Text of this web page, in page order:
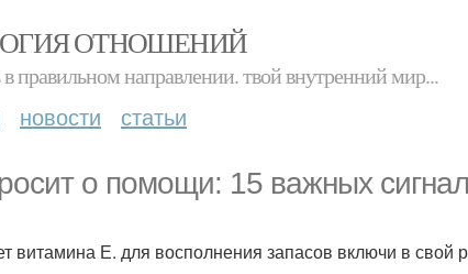
ОТНОШЕНИЙ
правильном направлении. твой внутренний мир...
новости статьи
о помощи: 15 важных
витамина Е. для восполнения запасов включи в